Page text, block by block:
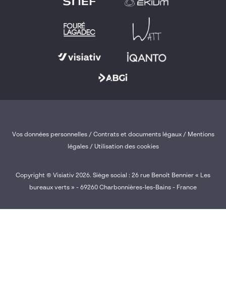
Copyright © Visiativ 2026. Siège social : 26 rue Benoît Bennier « Les
bureaux verts » - 69260 Charbonnières-les-Bains - France
Vos données personnelles/ Contrats et documents légaux/ Mentions
légales / Utilisation des cookies